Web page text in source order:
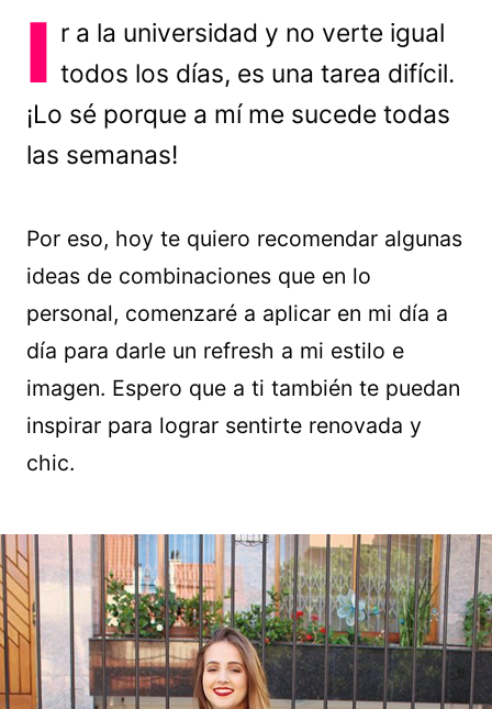
I r a la universidad y no verte igual
todos los días, es una tarea difícil.
¡Lo sé porque a mí me sucede todas
las semanas!
Por eso, hoy te quiero recomendar algunas
ideas de combinaciones que en lo
personal, comenzaré a aplicar en mi día a
día para darle un refresh a mi estilo e
imagen. Espero que a ti también te puedan
inspirar para lograr sentirte renovada y
chic.